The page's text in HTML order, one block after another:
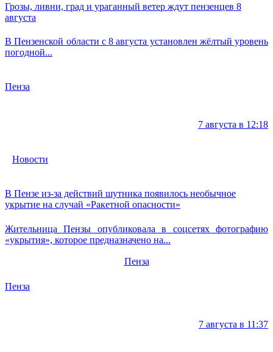
Грозы, ливни, град и ураганный ветер ждут пензенцев 8
августа
В Пензенской области с 8 августа установлен жёлтый уровень
погодной...
Пенза
7 августа в 12:18
Новости
В Пензе из-за действий шутника появилось необычное
укрытие на случай «Ракетной опасности»
Жительница Пензы опубликовала в соцсетях фотографию
«укрытия», которое предназначено на...
Пенза
Пенза
7 августа в 11:37